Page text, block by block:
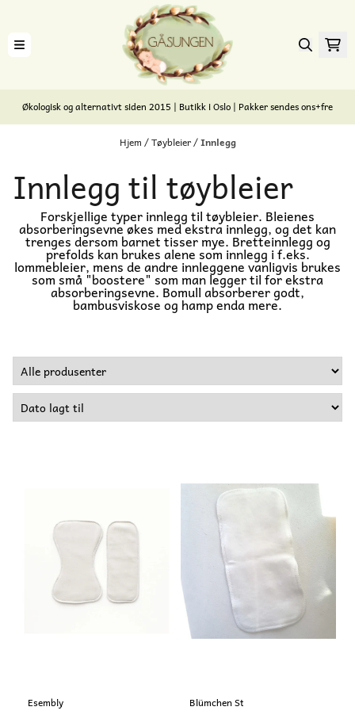
Økologisk og alternativt siden 2015 | Butikk i Oslo | Pakker sendes ons+fre
Hjem /Tøybleier/Innlegg
Innlegg til tøybleier
Forskjellige typer innlegg til tøybleier. Bleienes
absorberingsevne økes med ekstra innlegg, og det kan
trenges dersom barnet tisser mye. Bretteinnlegg og
prefolds kan brukes alene som innlegg i f.eks.
lommebleier, mens de andre innleggene vanligvis brukes
som små "boostere" som man legger til for ekstra
absorberingsevne. Bomull absorberer godt,
bambusviskose og hamp enda mere.
Esembly Blümchen Stoffwindeln